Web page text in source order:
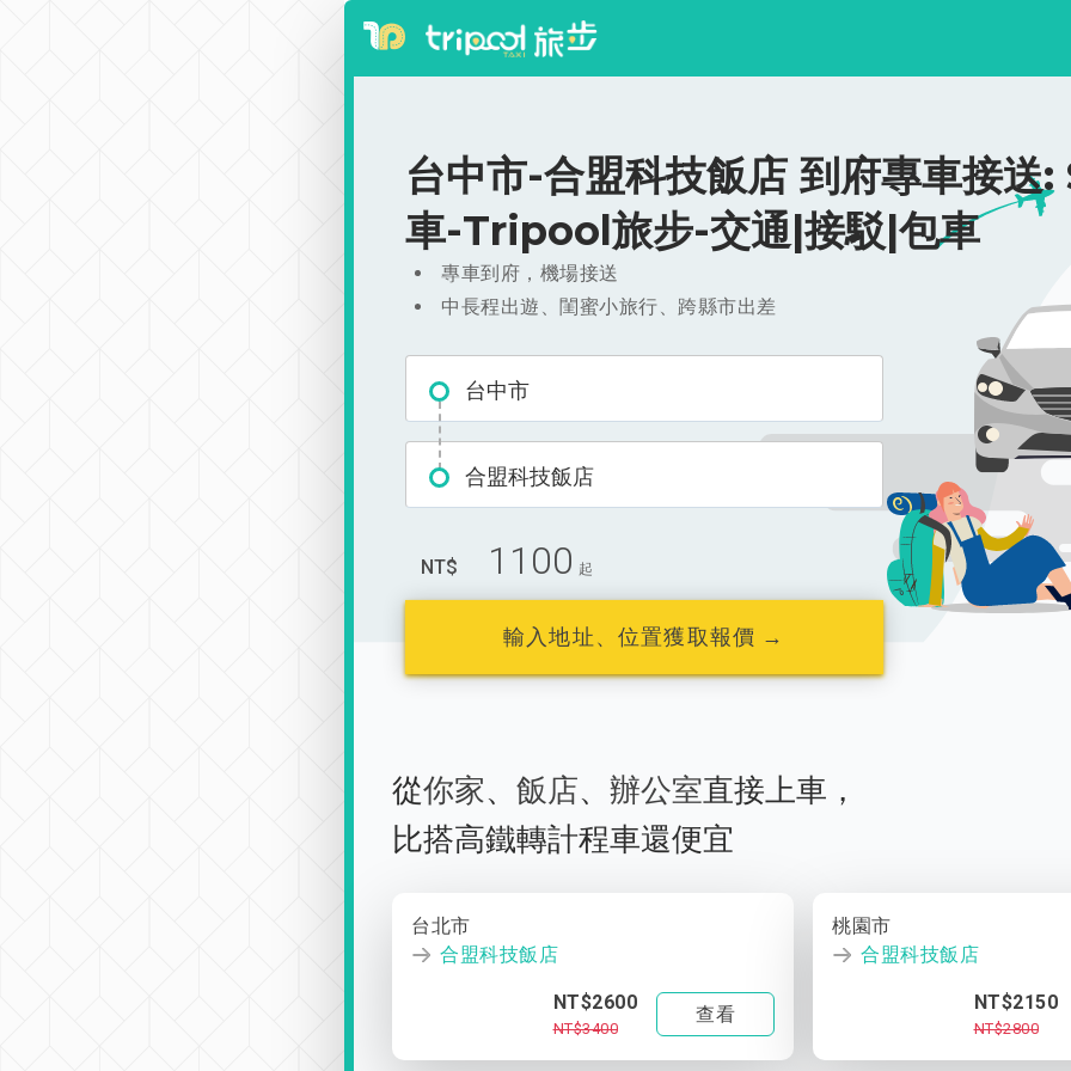
台中市-合盟科技飯店 到府專車接送:
車-Tripool旅步-交通|接駁|包車
專車到府，機場接送
中長程出遊、閨蜜小旅行、跨縣市出差
台中市
合盟科技飯店
NT$ 1100 起
輸入地址、位置獲取報價 →
從你家、 飯店、 辦公室直接上車，
比搭高鐵轉計程車還便宜
台北市
合盟科技飯店
NT$2600
NT$3400
查看
桃園市
合盟科技飯店
NT$2150
NT$2800